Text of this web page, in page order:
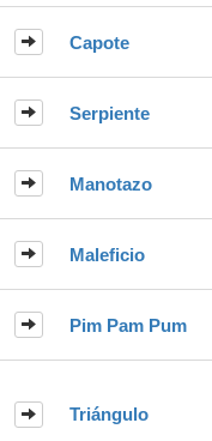
Capote
Serpiente
Manotazo
Maleficio
Pim Pam Pum
Triángulo